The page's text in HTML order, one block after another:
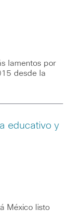
lamentos por
desde la
educativo y
México listo